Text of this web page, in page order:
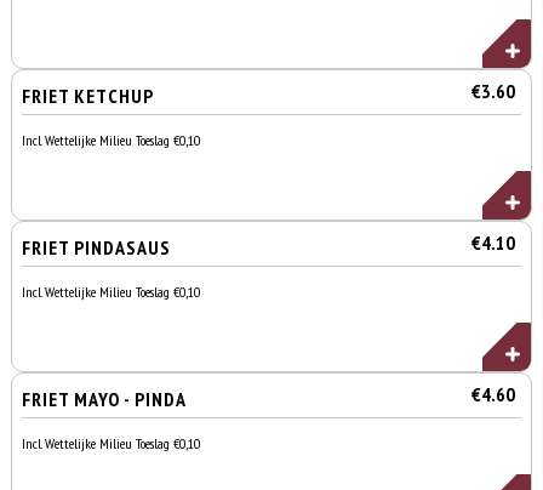
FRIET KETCHUP €3.60
Incl. Wettelijke Milieu Toeslag €0,10
FRIET PINDASAUS €4.10
Incl. Wettelijke Milieu Toeslag €0,10
FRIET MAYO - PINDA €4.60
Incl. Wettelijke Milieu Toeslag €0,10